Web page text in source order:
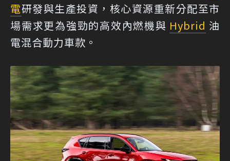
電研發與生產投資，核心資源重新分配至市
場需求更為強勁的高效內燃機與 Hybrid 油
電混合動力車款。